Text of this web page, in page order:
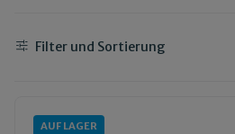
Filter und Sortierung
AUF LAGER